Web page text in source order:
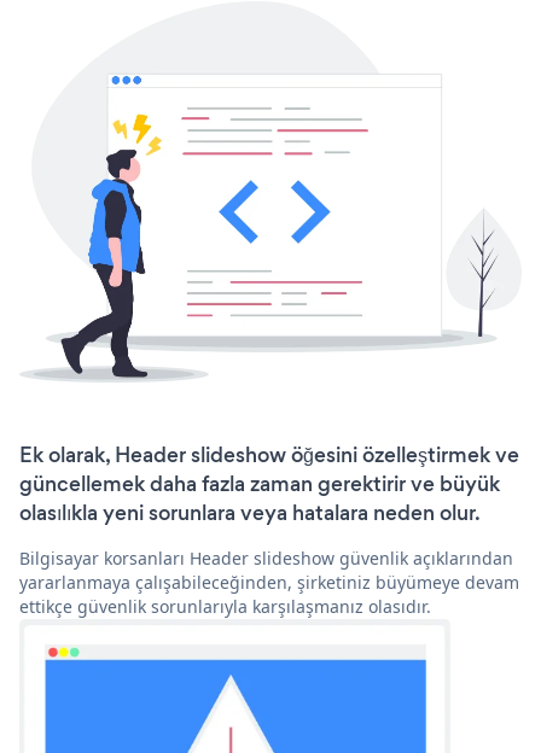
Ek olarak, Header slideshow öğesini özelleştirmek ve
güncellemek daha fazla zaman gerektirir ve büyük
olasılıkla yeni sorunlara veya hatalara neden olur.
Bilgisayar korsanları Header slideshow güvenlik açıklarından
yararlanmaya çalışabileceğinden, şirketiniz büyümeye devam
ettikçe güvenlik sorunlarıyla karşılaşmanız olasıdır.